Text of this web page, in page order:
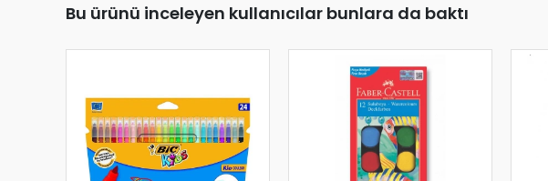
Bu ürünü inceleyen kullanıcılar bunlara da baktı